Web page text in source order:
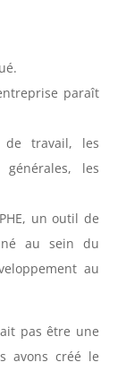
paraît
travail, les
générales, les
un outil de
au sein du
au
pas être une
avons créé le